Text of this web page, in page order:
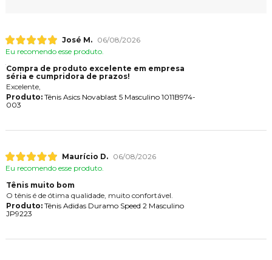
José M.
06/08/2026
Eu recomendo esse produto.
Compra de produto excelente em empresa
séria e cumpridora de prazos!
Excelente,
Produto:Tênis Asics Novablast 5 Masculino 1011B974-
003
Maurício D.
06/08/2026
Eu recomendo esse produto.
Tênis muito bom
O tênis é de ótima qualidade, muito confortável.
Produto:Tênis Adidas Duramo Speed 2 Masculino
JP9223